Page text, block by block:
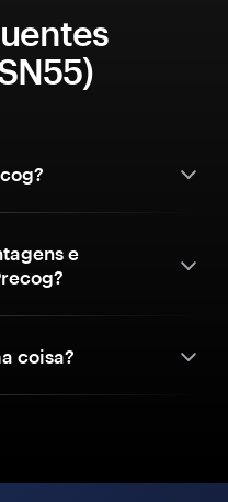
e
coisa?